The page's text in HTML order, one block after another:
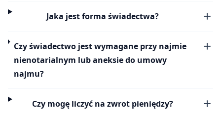
Jaka jest forma świadectwa?
Czy świadectwo jest wymagane przy najmie
nienotarialnym lub aneksie do umowy
najmu?
Czy mogę liczyć na zwrot pieniędzy?